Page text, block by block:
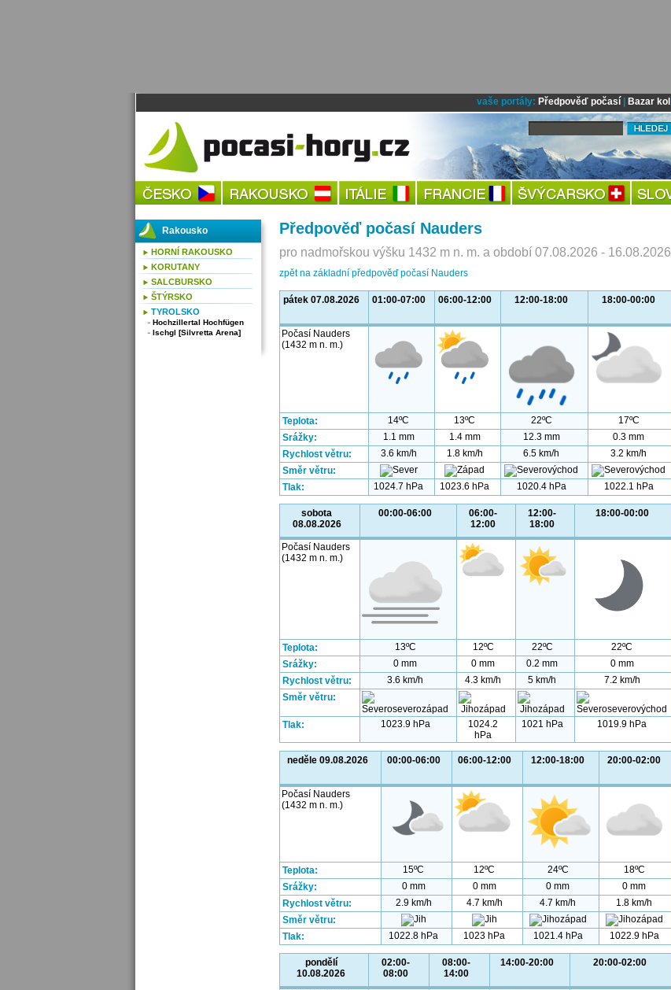
vaše portály: Předpověď počasí| Bazar kol
Předpověď počasí Nauders
pro nadmořskou výšku 1432 m n. m. a období 07.08.2026 - 16.08.2026
zpět na základní předpověď počasí Nauders
pátek 07.08.2026 01:00-07:00 06:00-12:00 12:00-18:00 18:00-00:00
Počasí Nauders
(1432 m n. m.)
Teplota: 14ºC 13ºC 22ºC
17ºC
Srážky:
1.1 mm 1.4 mm 12.3 mm
0.3 mm
Rychlost větru:
3.6 km/h 1.8 km/h 6.5 km/h
3.2 km/h
Směr větru:
Tlak:
1024.7 hPa 1023.6 hPa 1020.4 hPa 1022.1 hPa
sobota
08.08.2026
00:00-06:00
06:00-
12:00
12:00-
18:00
18:00-00:00
Počasí Nauders
(1432 m n. m.)
Teplota: 13ºC 12ºC 22ºC
22ºC
Srážky:
0 mm 0 mm 0.2 mm
0 mm
Rychlost větru:
3.6 km/h 4.3 km/h 5 km/h
7.2 km/h
Směr větru:
Tlak: 1023.9 hPa
1024.2
hPa
1021 hPa 1019.9 hPa
neděle 09.08.2026 00:00-06:00 06:00-12:00 12:00-18:00 20:00-02:00
Počasí Nauders
(1432 m n. m.)
Teplota: 15ºC 12ºC 24ºC
18ºC
Srážky:
0 mm 0 mm 0 mm
0 mm
Rychlost větru:
2.9 km/h 4.7 km/h 4.7 km/h
1.8 km/h
Směr větru:
Tlak:
1022.8 hPa 1023 hPa 1021.4 hPa 1022.9 hPa
pondělí
10.08.2026
02:00-
08:00
08:00-
14:00
14:00-20:00 20:00-02:00
Rakousko
HORNÍ RAKOUSKO
KORUTANY
SALCBURSKO
ŠTÝRSKO
TYROLSKO
Hochzillertal Hochfügen
Ischgl [Silvretta Arena]